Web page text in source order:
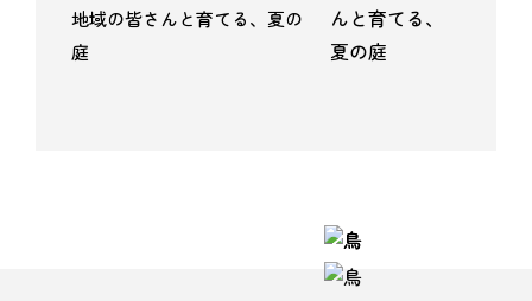
地域の皆さんと育てる、夏の
庭